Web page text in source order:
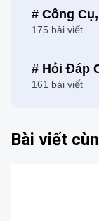
# Công
175 bài viết
# Hỏi Đáp
161 bài viết
Bài viết